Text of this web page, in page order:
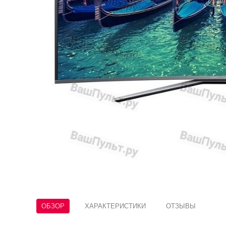
ОБЗОР ХАРАКТЕРИСТИКИ ОТЗЫВЫ